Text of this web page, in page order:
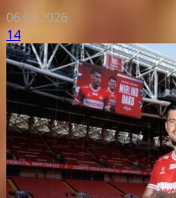
06.08.2026
14